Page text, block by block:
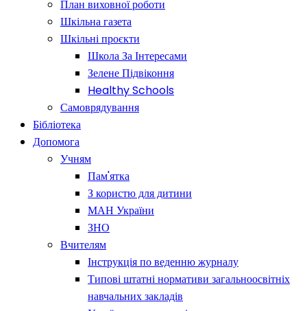
План виховної роботи
Шкільна газета
Шкільні проєкти
Школа За Інтересами
Зелене Підвіконня
Healthy Schools
Самоврядування
Бібліотека
Допомога
Учням
Пам'ятка
З користю для дитини
МАН України
ЗНО
Вчителям
Інструкція по веденню журналу
Типові штатні нормативи загальноосвітніх
навчальних закладів